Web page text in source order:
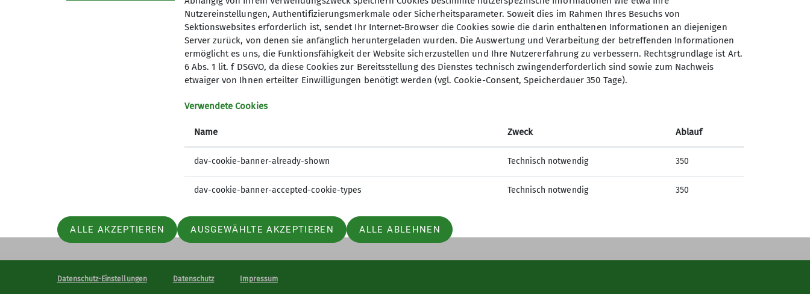
Sektion
Mitglied werden
Sandkästle
Gruppen
Ortsgruppe Nordrach
Sportgruppe
Sektion Offenburg des
Deutschen Alpenvereins e.V.
Telefon +497819709190
Datenschutz-Einstellungen Datenschutz Impressum
Nutzereinstellungen, Authentifizierungsmerkmale oder Sicherheitsparameter. Soweit dies im Rahmen Ihres Besuchs von
Sektionswebsites erforderlich ist, sendet Ihr Internet-Browser die Cookies sowie die darin enthaltenen Informationen an diejenigen
Server zurück, von denen sie anfänglich heruntergeladen wurden. Die Auswertung und Verarbeitung der betreffenden Informationen
ermöglicht es uns, die Funktionsfähigkeit der Website sicherzustellen und Ihre Nutzererfahrung zu verbessern. Rechtsgrundlage ist Art.
6 Abs. 1 lit. f DSGVO, da diese Cookies zur Bereitsstellung des Dienstes technisch zwingenderforderlich sind sowie zum Nachweis
etwaiger von Ihnen erteilter Einwilligungen benötigt werden (vgl. Cookie-Consent, Speicherdauer 350 Tage).
Verwendete Cookies
Name Zweck Ablauf
dav-cookie-banner-already-shown Technisch notwendig 350
dav-cookie-banner-accepted-cookie-types Technisch notwendig 350
ALLE AKZEPTIEREN AUSGEWÄHLTE AKZEPTIEREN ALLE ABLEHNEN